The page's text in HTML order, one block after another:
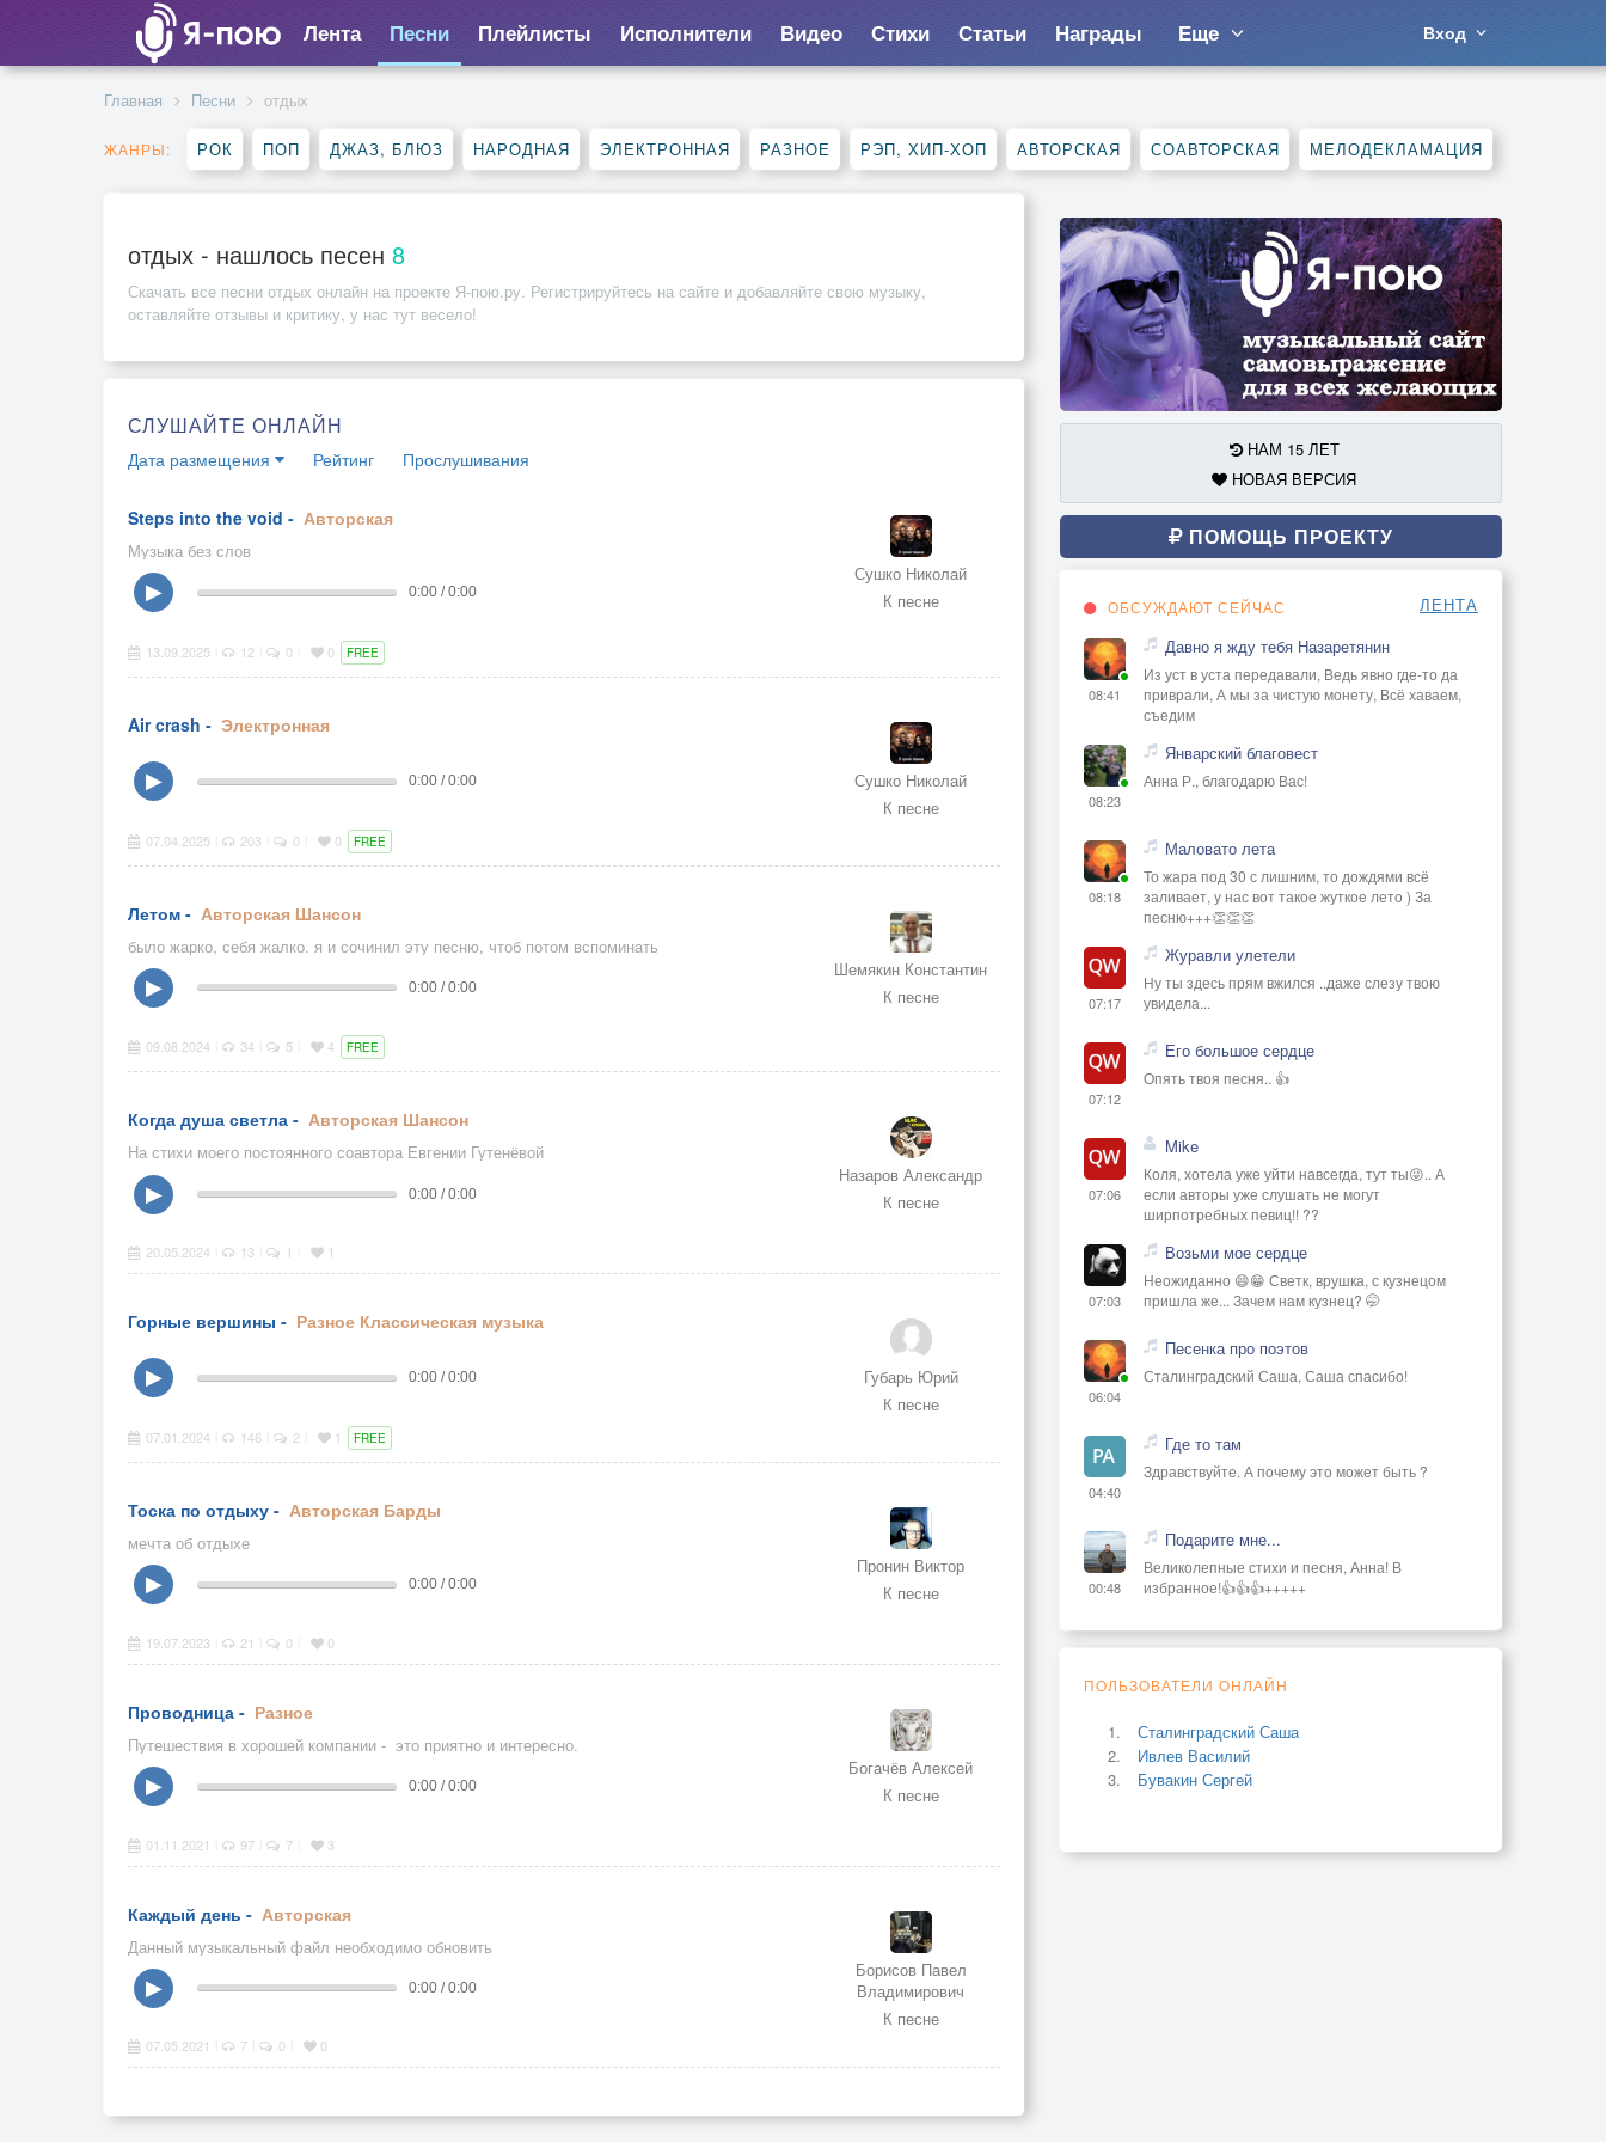
Лента Песни Плейлисты Исполнители Видео Стихи Статьи Награды Еще Вход
Главная Песни отдых
ЖАНРЫ: РОК ПОП ДЖАЗ, БЛЮЗ НАРОДНАЯ ЭЛЕКТРОННАЯ РАЗНОЕ РЭП, ХИП-ХОП АВТОРСКАЯ СОАВТОРСКАЯ МЕЛОДЕКЛАМАЦИЯ
отдых - нашлось песен 8
Скачать все песни отдых онлайн на проекте Я-пою.ру. Регистрируйтесь на сайте и добавляйте свою музыку,
оставляйте отзывы и критику, у нас тут весело!
СЛУШАЙТЕ ОНЛАЙН
Дата размещения Рейтинг Прослушивания
Steps into the void - Авторская
Музыка без слов
Сушко Николай
К песне
▶ 0:00 / 0:00
13.09.2025 12 0 0 FREE
Air crash - Электронная
Сушко Николай
К песне
▶ 0:00 / 0:00
07.04.2025 203 0 0 FREE
Летом - Авторская Шансон
было жарко, себя жалко. я и сочинил эту песню, чтоб потом вспоминать
Шемякин Константин
К песне
▶ 0:00 / 0:00
09.08.2024 34 5 4 FREE
Когда душа светла - Авторская Шансон
На стихи моего постоянного соавтора Евгении Гутенёвой
Назаров Александр
К песне
▶ 0:00 / 0:00
20.05.2024 13 1 1
Горные вершины - Разное Классическая музыка
Губарь Юрий
К песне
▶ 0:00 / 0:00
07.01.2024 146 2 1 FREE
Тоска по отдыху - Авторская Барды
мечта об отдыхе
Пронин Виктор
К песне
▶ 0:00 / 0:00
19.07.2023 21 0 0
Проводница - Разное
Путешествия в хорошей компании - это приятно и интересно.
Богачёв Алексей
К песне
▶ 0:00 / 0:00
01.11.2021 97 7 3
Каждый день - Авторская
Данный музыкальный файл необходимо обновить
Борисов Павел
Владимирович
К песне
▶ 0:00 / 0:00
07.05.2021 7 0 0
НАМ 15 ЛЕТ
НОВАЯ ВЕРСИЯ
ПОМОЩЬ ПРОЕКТУ
ОБСУЖДАЮТ СЕЙЧАС ЛЕНТА
08:41
Давно я жду тебя Назаретянин
Из уст в уста передавали, Ведь явно где-то да
приврали, А мы за чистую монету, Всё хаваем,
съедим
08:23
Январский благовест
Анна Р., благодарю Вас!
08:18
Маловато лета
То жара под 30 с лишним, то дождями всё
заливает, у нас вот такое жуткое лето ) За
песню+++👏👏👏
07:17
Журавли улетели
Ну ты здесь прям вжился ..даже слезу твою
увидела...
07:12
Его большое сердце
Опять твоя песня.. 👍
07:06
Mike
Коля, хотела уже уйти навсегда, тут ты😜.. А
если авторы уже слушать не могут
ширпотребных певиц!! ??
07:03
Возьми мое сердце
Неожиданно 😄😁 Светк, врушка, с кузнецом
пришла же... Зачем нам кузнец? 🤭
06:04
Песенка про поэтов
Сталинградский Саша, Саша спасибо!
04:40
Где то там
Здравствуйте. А почему это может быть ?
00:48
Подарите мне...
Великолепные стихи и песня, Анна! В
избранное!👍👍👍+++++
ПОЛЬЗОВАТЕЛИ ОНЛАЙН
Сталинградский Саша
Ивлев Василий
Бувакин Сергей